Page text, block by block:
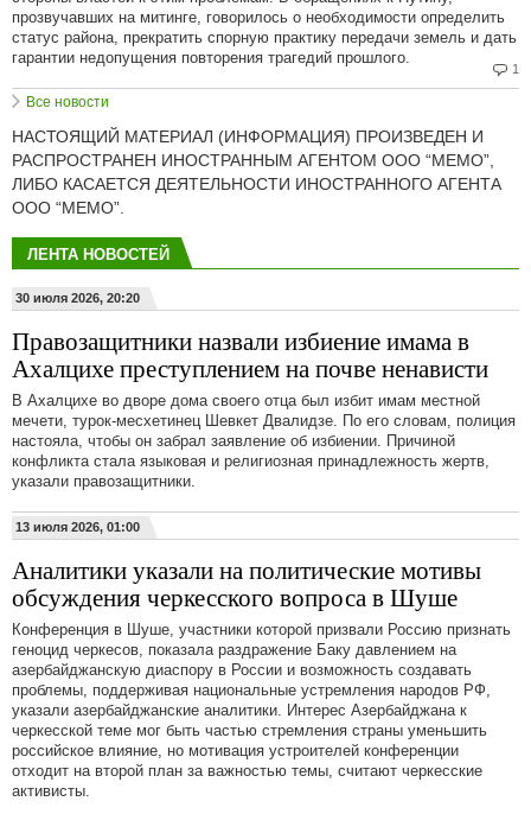
1
прозвучавших на митинге, говорилось о необходимости определить
статус района, прекратить спорную практику передачи земель и дать
гарантии недопущения повторения трагедий прошлого.
Все новости
НАСТОЯЩИЙ МАТЕРИАЛ (ИНФОРМАЦИЯ) ПРОИЗВЕДЕН И
РАСПРОСТРАНЕН ИНОСТРАННЫМ АГЕНТОМ ООО “МЕМО”,
ЛИБО КАСАЕТСЯ ДЕЯТЕЛЬНОСТИ ИНОСТРАННОГО АГЕНТА
ООО “МЕМО”.
ЛЕНТА НОВОСТЕЙ
30 июля 2026, 20:20
Правозащитники назвали избиение имама в
Ахалцихе преступлением на почве ненависти
В Ахалцихе во дворе дома своего отца был избит имам местной
мечети, турок-месхетинец Шевкет Двалидзе. По его словам, полиция
настояла, чтобы он забрал заявление об избиении. Причиной
конфликта стала языковая и религиозная принадлежность жертв,
указали правозащитники.
13 июля 2026, 01:00
Аналитики указали на политические мотивы
обсуждения черкесского вопроса в Шуше
Конференция в Шуше, участники которой призвали Россию признать
геноцид черкесов, показала раздражение Баку давлением на
азербайджанскую диаспору в России и возможность создавать
проблемы, поддерживая национальные устремления народов РФ,
указали азербайджанские аналитики. Интерес Азербайджана к
черкесской теме мог быть частью стремления страны уменьшить
российское влияние, но мотивация устроителей конференции
отходит на второй план за важностью темы, считают черкесские
активисты.